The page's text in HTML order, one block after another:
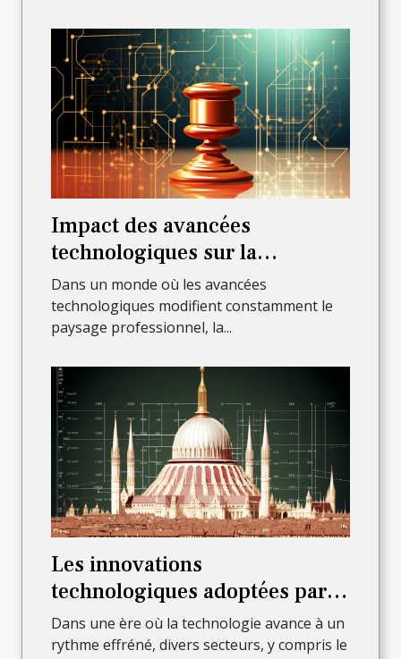
Impact des avancées
technologiques sur la
profession d'avocat à Lyon
Dans un monde où les avancées
technologiques modifient constamment le
paysage professionnel, la...
Les innovations
technologiques adoptées par
les notaires à Paris 6ème pour
améliorer leur service
Dans une ère où la technologie avance à un
rythme effréné, divers secteurs, y compris le